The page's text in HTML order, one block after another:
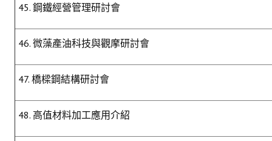
45. 鋼鐵經營管理研討會
46. 微藻產油科技與觀摩研討會
47. 橋樑鋼結構研討會
48. 高值材料加工應用介紹